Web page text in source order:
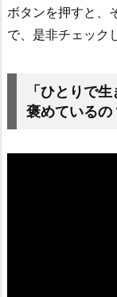
ボタンを押すと、
で、是非チェック
「ひとりで
褒めているの